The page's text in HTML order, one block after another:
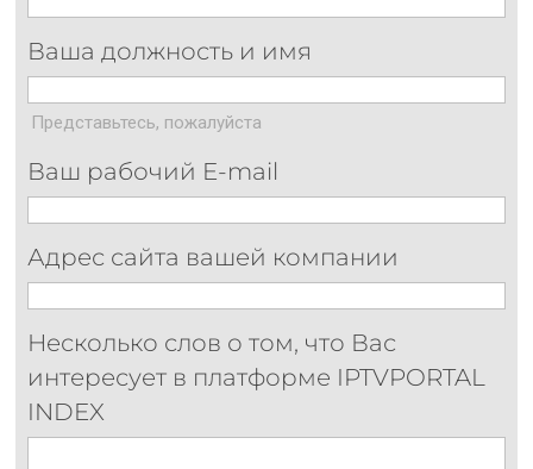
Ваша должность и имя
Представьтесь, пожалуйста
Ваш рабочий E-mail
Адрес сайта вашей компании
Несколько слов о том, что Вас
интересует в платформе IPTVPORTAL
INDEX